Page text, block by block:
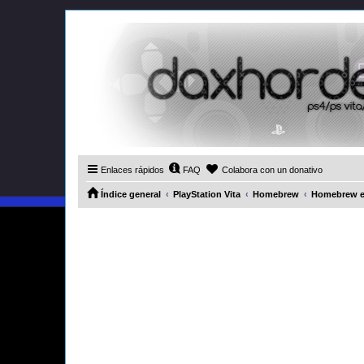
Enlaces rápidos FAQ Colabora con un donativo
Índice general PlayStation Vita Homebrew Homebrew